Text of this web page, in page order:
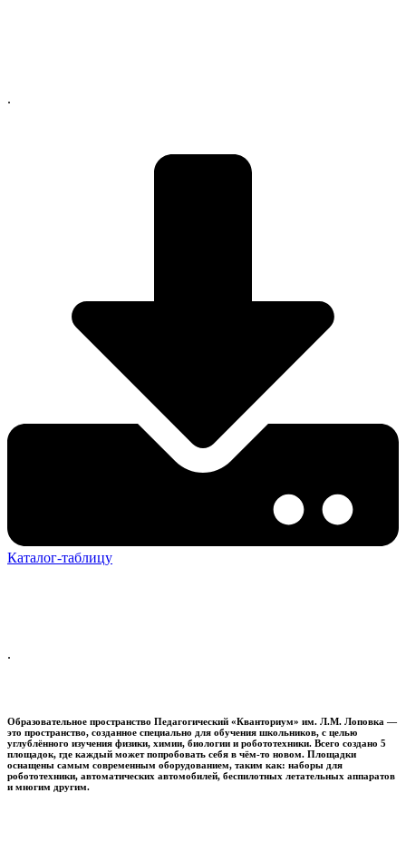
.
Каталог-таблицу
.
Образовательное пространство Педагогический «Кванториум» им. Л.М. Лоповка —
это пространство, созданное специально для обучения школьников, с целью
углублённого изучения физики, химии, биологии и робототехники. Всего создано 5
площадок, где каждый может попробовать себя в чём-то новом. Площадки
оснащены самым современным оборудованием, таким как: наборы для
робототехники, автоматических автомобилей, беспилотных летательных аппаратов
и многим другим.